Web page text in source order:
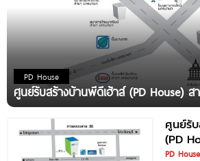
PD House
ศูนย์รับสร้างบ้านพีดีเฮ้าส์ (PD House) ส
ศูนย์รั
(PD
PD House